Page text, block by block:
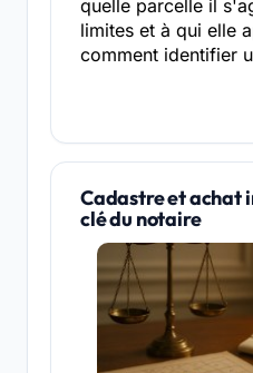
quelle parcelle il
limites et à qui elle
comment identifier
Cadastre et achat
clé du notaire